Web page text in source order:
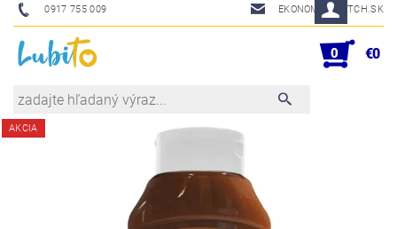
0917 755 009 EKONOM@SKETCH.SK
0 €0
AKCIA